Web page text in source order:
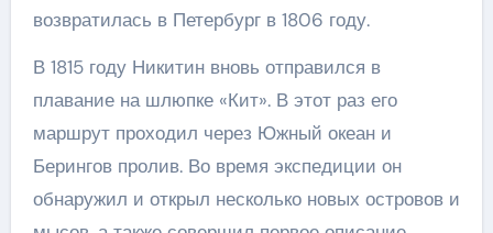
возвратилась в Петербург в 1806 году.
В 1815 году Никитин вновь отправился в
плавание на шлюпке «Кит». В этот раз его
маршрут проходил через Южный океан и
Берингов пролив. Во время экспедиции он
обнаружил и открыл несколько новых островов и